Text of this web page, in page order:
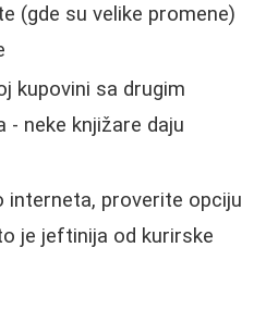
(gde su velike promene)
kupovini sa drugim
- neke knjižare daju
interneta, proverite opciju
je jeftinija od kurirske